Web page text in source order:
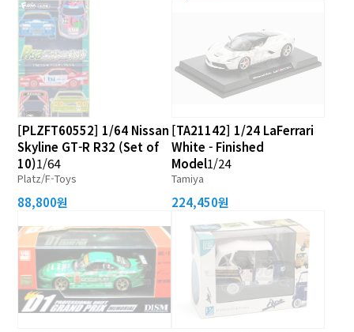
[PLZFT60552] 1/64 Nissan
Skyline GT-R R32 (Set of
10)1/64
Platz/F-Toys
88,800원
[TA21142] 1/24 LaFerrari
White - Finished
Model1/24
Tamiya
224,450원